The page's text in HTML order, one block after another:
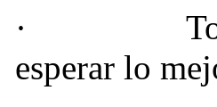
·
esperar lo